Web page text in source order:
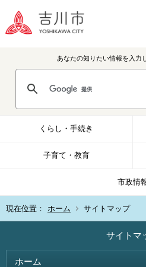
あなたの知りたい情報を入力
くらし・手続き
子育て・教育
市政情
現在位置： ホーム サイトマップ
サイトマ
ホーム